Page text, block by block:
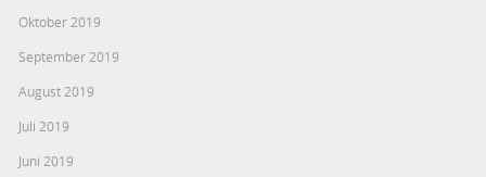
Oktober 2019
September 2019
August 2019
Juli 2019
Juni 2019